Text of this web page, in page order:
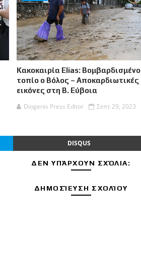
Κακοκαιρία Elias: Βομβαρδισμένο
τοπίο ο Βόλος – Αποκαρδιωτικές
εικόνες στη Β. Εύβοια
Diogenis Press Editor
Σεπτ 29, 2023
DISQUS
ΔΕΝ ΥΠΆΡΧΟΥΝ ΣΧΌΛΙΑ:
ΔΗΜΟΣΊΕΥΣΗ ΣΧΟΛΊΟΥ